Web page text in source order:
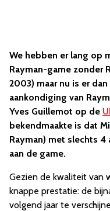
We hebben er lang op
Rayman-game zonder
2003) maar nu is er
aankondiging van
Yves Guillemot op de
bekendmaakte is dat
Rayman) met slechts
aan de game.
Gezien de kwaliteit van
knappe prestatie: de
volgend jaar te